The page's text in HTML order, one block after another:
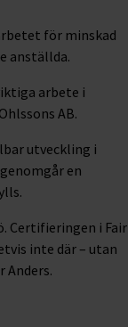
för minskad
anställda.
arbete i
AB.
utveckling i
en
Certifieringen i Fair
inte där – utan
Anders.